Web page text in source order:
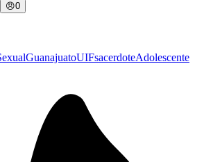
😠0
GuanajuatoUIFsacerdoteAdolescente